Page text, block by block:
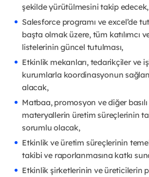
şekilde yürütülmesini takip edecek,
Salesforce programı ve excel’de
başta olmak üzere, tüm katılımcı
listelerinin güncel tutulması,
Etkinlik mekanları, tedarikçiler ve
kurumlarla koordinasyonun
alacak,
Matbaa, promosyon ve diğer
materyallerin üretim süreçlerinin
sorumlu olacak,
Etkinlik ve üretim süreçlerinin
takibi ve raporlanmasına katkı
Etkinlik şirketlerinin ve üreticilerin